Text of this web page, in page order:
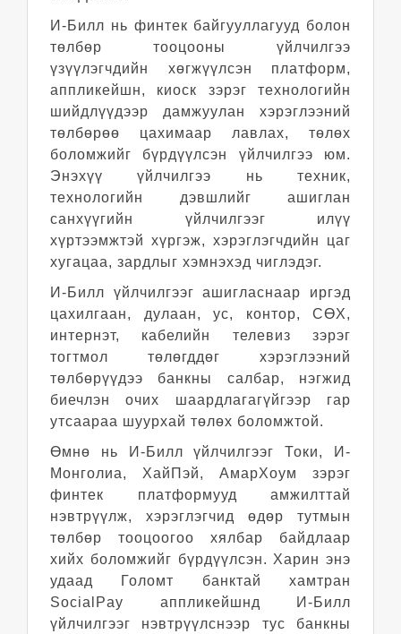
И-Билл нь финтек байгууллагууд болон
төлбөр тооцооны үйлчилгээ
үзүүлэгчдийн хөгжүүлсэн платформ,
аппликейшн, киоск зэрэг технологийн
шийдлүүдээр дамжуулан хэрэглээний
төлбөрөө цахимаар лавлах, төлөх
боломжийг бүрдүүлсэн үйлчилгээ юм.
Энэхүү үйлчилгээ нь техник,
технологийн дэвшлийг ашиглан
санхүүгийн үйлчилгээг илүү
хүртээмжтэй хүргэж, хэрэглэгчдийн цаг
хугацаа, зардлыг хэмнэхэд чиглэдэг.
И-Билл үйлчилгээг ашигласнаар иргэд
цахилгаан, дулаан, ус, контор, СӨХ,
интернэт, кабелийн телевиз зэрэг
тогтмол төлөгддөг хэрэглээний
төлбөрүүдээ банкны салбар, нэгжид
биечлэн очих шаардлагагүйгээр гар
утсаараа шуурхай төлөх боломжтой.
Өмнө нь И-Билл үйлчилгээг Токи, И-
Монголиа, ХайПэй, АмарХоум зэрэг
финтек платформууд амжилттай
нэвтрүүлж, хэрэглэгчид өдөр тутмын
төлбөр тооцоогоо хялбар байдлаар
хийх боломжийг бүрдүүлсэн. Харин энэ
удаад Голомт банктай хамтран
SocialPay аппликейшнд И-Билл
үйлчилгээг нэвтрүүлснээр тус банкны